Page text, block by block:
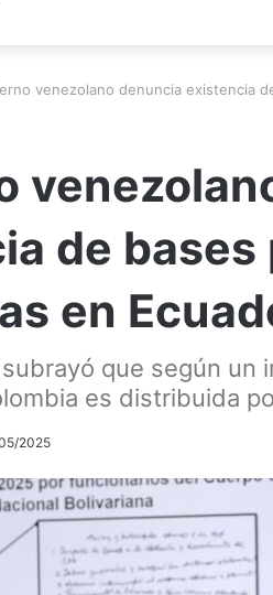
venezolano denuncia existencia
de bases
en
que según un
es distribuida
2025